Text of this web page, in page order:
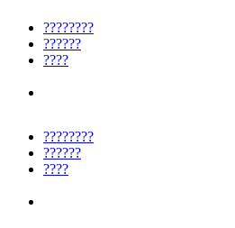
????????
??????
????
????????
??????
????